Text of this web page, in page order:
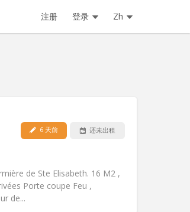
注册 登录 Zh
6 天前 还未出租
de Ste Elisabeth. 16 M2 ,
Porte coupe Feu ,
de...
围, 温馨, 安静, 社区氛围